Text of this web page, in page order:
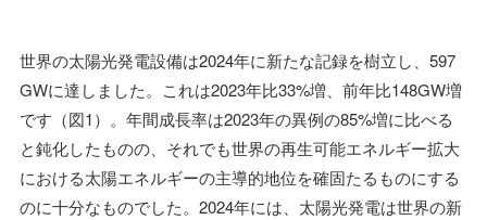
世界の太陽光発電設備は2024年に新たな記録を樹立し、597
GWに達しました。これは2023年比33%増、前年比148GW増
です（図1）。年間成長率は2023年の異例の85%増に比べる
と鈍化したものの、それでも世界の再生可能エネルギー拡大
における太陽エネルギーの主導的地位を確固たるものにする
のに十分なものでした。2024年には、太陽光発電は世界の新